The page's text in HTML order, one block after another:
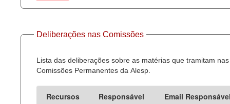
Deliberações nas Comissões
Lista das deliberações sobre as matérias que tramitam nas
Comissões Permanentes da Alesp.
Recursos Responsável
Email